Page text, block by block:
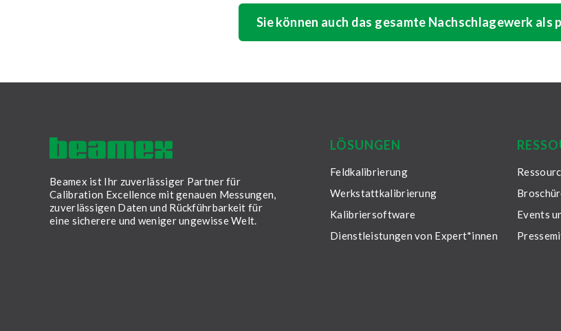
Sie können auch das gesamte Nachschlagewerk
Beamex ist Ihr zuverlässiger Partner für
Calibration Excellence mit genauen Messungen,
zuverlässigen Daten und Rückführbarkeit für
eine sicherere und weniger ungewisse Welt.
LÖSUNGEN
Feldkalibrierung
Werkstattkalibrierung
Kalibriersoftware
Dienstleistungen von Expert*innen
Events